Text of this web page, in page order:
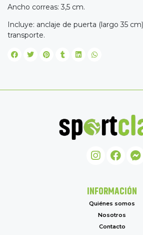
Ancho correas: 3,5 cm.
Incluye: anclaje de puerta (largo 35
transporte.
INFORMACIÓN
Quiénes somos
Nosotros
Contacto